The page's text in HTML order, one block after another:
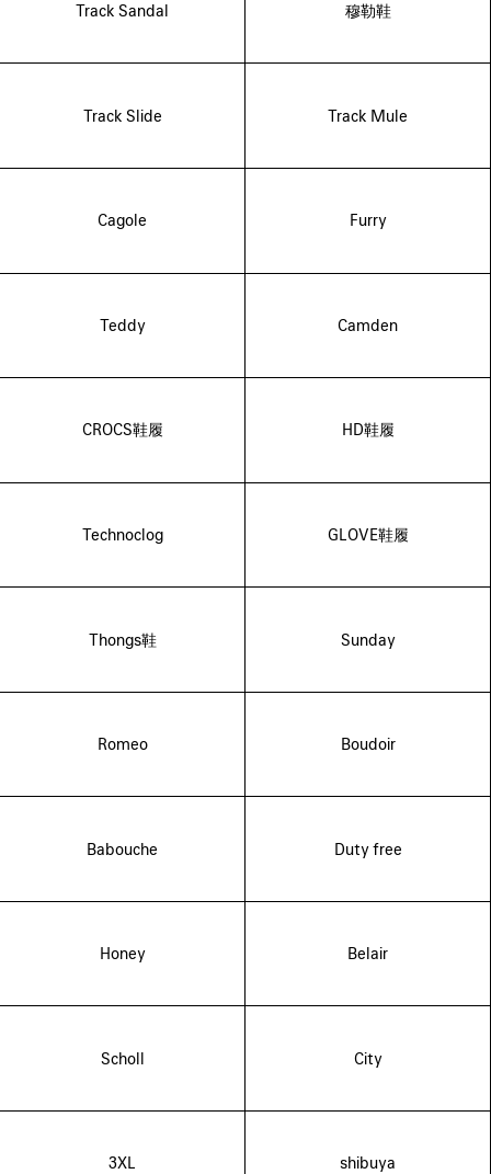
Track Sandal 穆勒鞋
Track Slide Track Mule
Cagole Furry
Teddy Camden
CROCS鞋履 HD鞋履
Technoclog GLOVE鞋履
Thongs鞋 Sunday
Romeo Boudoir
Babouche Duty free
Honey Belair
Scholl City
3XL shibuya